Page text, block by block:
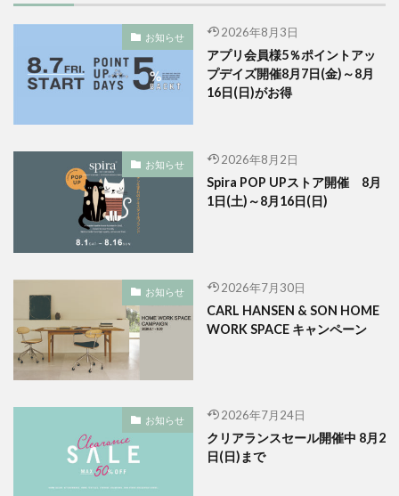
お知らせ 2026年8月3日
アプリ会員様5％ポイントアッ
プデイズ開催8月7日(金)～8月
16日(日)がお得
お知らせ 2026年8月2日
Spira POP UPストア開催 8月
1日(土)～8月16日(日)
お知らせ 2026年7月30日
CARL HANSEN & SON HOME
WORK SPACE キャンペーン
お知らせ 2026年7月24日
クリアランスセール開催中 8月2
日(日)まで